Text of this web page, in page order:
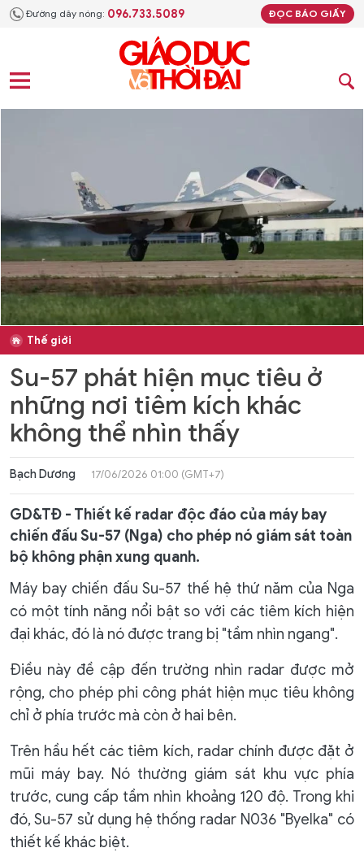
Đường dây nóng: 096.733.5089 ĐỌC BÁO GIẤY
Thế giới
Su-57 phát hiện mục tiêu ở
những nơi tiêm kích khác
không thể nhìn thấy
Bạch Dương 17/06/2026 01:00 (GMT+7)
GD&TĐ - Thiết kế radar độc đáo của máy bay
chiến đấu Su-57 (Nga) cho phép nó giám sát toàn
bộ không phận xung quanh.
Máy bay chiến đấu Su-57 thế hệ thứ năm của Nga
có một tính năng nổi bật so với các tiêm kích hiện
đại khác, đó là nó được trang bị "tầm nhìn ngang".
Điều này đề cập đến trường nhìn radar được mở
rộng, cho phép phi công phát hiện mục tiêu không
chỉ ở phía trước mà còn ở hai bên.
Trên hầu hết các tiêm kích, radar chính được đặt ở
mũi máy bay. Nó thường giám sát khu vực phía
trước, cung cấp tầm nhìn khoảng 120 độ. Trong khi
đó, Su-57 sử dụng hệ thống radar N036 "Byelka" có
thiết kế khác biệt.